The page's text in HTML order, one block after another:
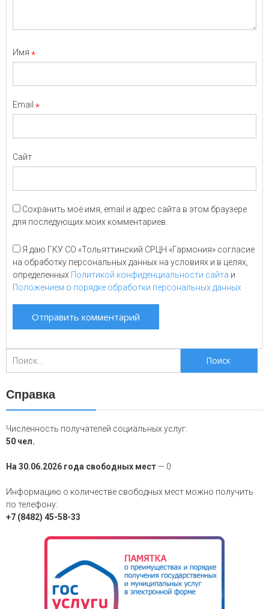
Имя *
Email *
Сайт
Сохранить моё имя, email и адрес сайта в этом браузере
для последующих моих комментариев.
Я даю ГКУ СО «Тольяттинский СРЦН «Гармония» согласие
на обработку персональных данных на условиях и в целях,
определенных Политикой конфиденциальности сайта и
Положением о порядке обработки персональных данных
для:
Справка
Численность получателей социальных услуг:
50 чел.
На 30.06.2026 года свободных мест — 0
Информацию о количестве свободных мест можно получить
по телефону:
+7 (8482) 45-58-33